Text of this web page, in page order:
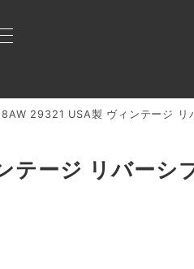
29321 USA製 ヴィンテージ リバ
ージ リバーシ